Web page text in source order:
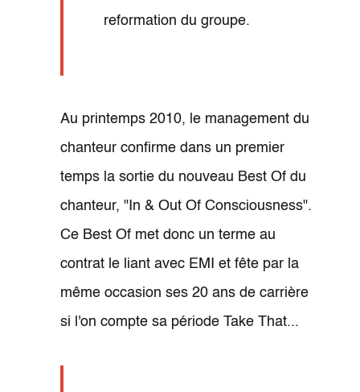
reformation du groupe.
Au printemps 2010, le management du
chanteur confirme dans un premier
temps la sortie du nouveau Best Of du
chanteur, "In & Out Of Consciousness".
Ce Best Of met donc un terme au
contrat le liant avec EMI et fête par la
même occasion ses 20 ans de carrière
si l'on compte sa période Take That...